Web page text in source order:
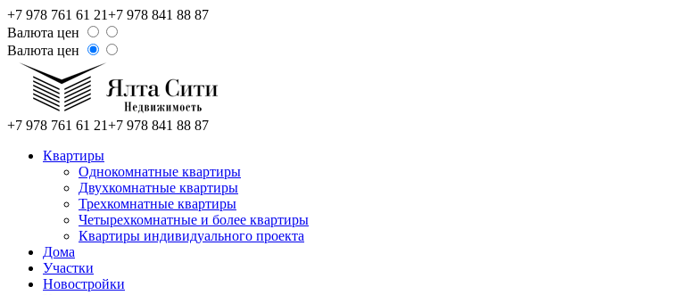
+7 978 761 61 21+7 978 841 88 87
Валюта цен
Валюта цен
+7 978 761 61 21+7 978 841 88 87
Квартиры
Однокомнатные квартиры
Двухкомнатные квартиры
Трехкомнатные квартиры
Четырехкомнатные и более квартиры
Квартиры индивидуального проекта
Дома
Участки
Новостройки